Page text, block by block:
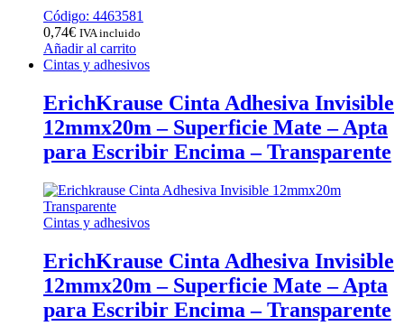
Código: 4463581
0,74€ IVA incluido
Añadir al carrito
Cintas y adhesivos
ErichKrause Cinta Adhesiva Invisible
12mmx20m – Superficie Mate – Apta
para Escribir Encima – Transparente
Cintas y adhesivos
ErichKrause Cinta Adhesiva Invisible
12mmx20m – Superficie Mate – Apta
para Escribir Encima – Transparente